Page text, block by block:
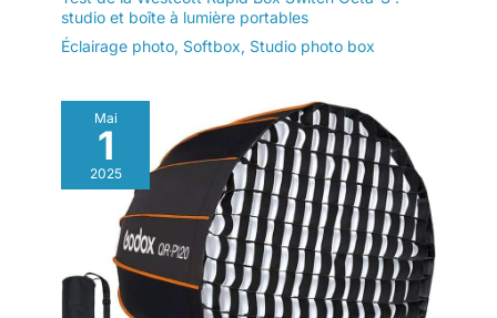
studio et boîte à lumière portables
Éclairage photo, Softbox, Studio photo box
Mai
1
2025